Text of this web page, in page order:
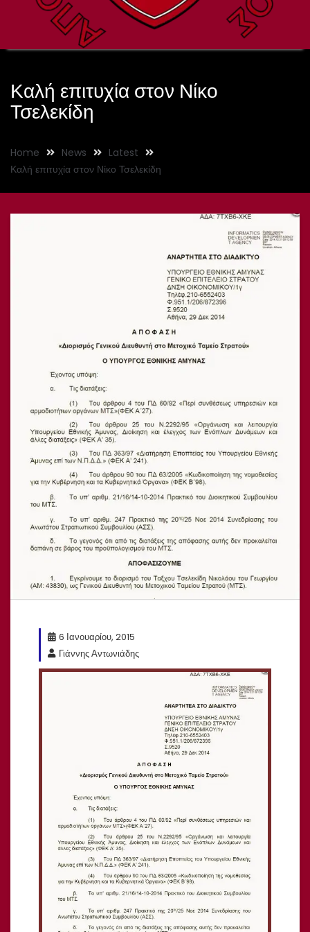
Καλή επιτυχία στον Νίκο
Τσελεκίδη
Home News
Latest
Καλή επιτυχία στον Νίκο Τσελεκίδη
6 Ιανουαρίου, 2015
Γιάννης Αντωνιάδης